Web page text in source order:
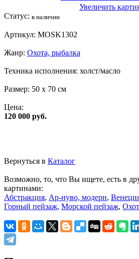
Увеличить
Статус: в наличии
Артикул: MOSK1302
Жанр: Охота, рыбалка
Техника исполнения: холст/масло
Размер: 50 x 70 см
Цена:
120 000 руб.
Вернуться в Каталог
Возможно, то, что Вы ищете, есть в
картинами:
Абстракция, Ар-нуво, модерн,
Горный пейзаж, Морской пейзаж,